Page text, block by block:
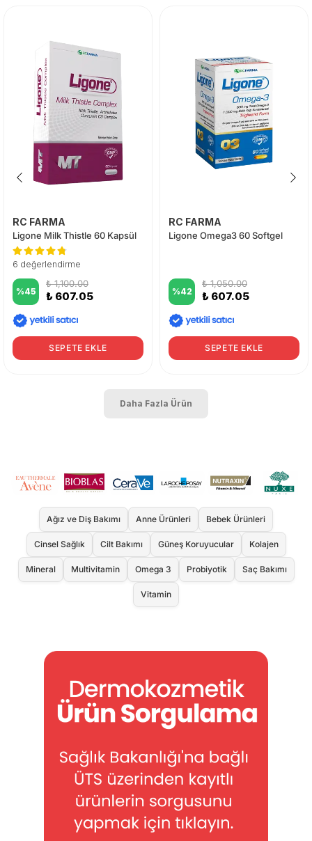
RC FARMA
Ligone Milk Thistle 60 Kapsül
6 değerlendirme
%45
₺ 1,100.00
₺ 607.05
SEPETE EKLE
RC FARMA
Ligone Omega3 60 Softgel
%42
₺ 1,050.00
₺ 607.05
SEPETE EKLE
Daha Fazla Ürün
Ağız ve Diş Bakımı Anne Ürünleri Bebek Ürünleri
Cinsel Sağlık Cilt Bakımı Güneş Koruyucular Kolajen
Mineral Multivitamin Omega 3 Probiyotik Saç Bakımı
Vitamin